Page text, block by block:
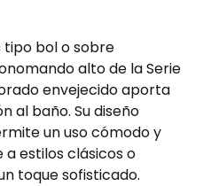
tipo bol o sobre
alto de la Serie
envejecido aporta
al baño. Su diseño
un uso cómodo y
estilos clásicos o
toque sofisticado.